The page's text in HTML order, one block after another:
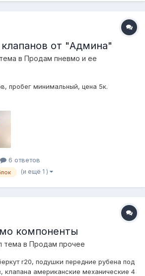
от "Админа"
в Продам пневмо и ее
пробег минимальный, цена 5к.
6 ответов
(и ещё 1 )
компоненты
тема в Продам прочее
r20, подушки передние рубена под
клапана американские механические 4